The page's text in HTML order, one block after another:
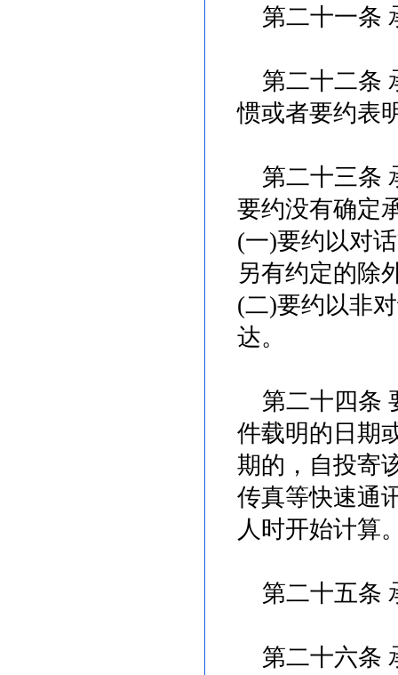
第二十一条
第二十二条
惯或者要约表
第二十三条
要约没有确定
(一)要约以对
另有约定的除
(二)要约以非
达。
第二十四条
件载明的日期
期的，自投寄
传真等快速通
人时开始计算
第二十五条
第二十六条